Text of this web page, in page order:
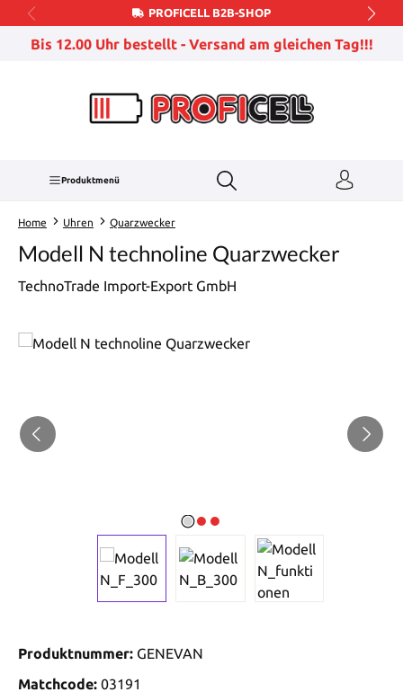
Zum Hauptinhalt springenPROFICELL B2B-SHOP
Bis 12.00 Uhr bestellt - Versand am gleichen Tag!!!
Produktmenü
Home Uhren Quarzwecker
Modell N technoline Quarzwecker
TechnoTrade Import-Export GmbH
Produktnummer: GENEVAN
Matchcode: 03191